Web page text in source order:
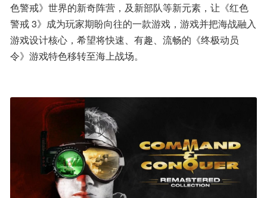
色警戒》世界的新奇阵营，及新部队等新元素，让《红色
警戒 3》成为玩家期盼向往的一款游戏，游戏并把海战融入
游戏设计核心，希望将快速、有趣、流畅的《终极动员
令》游戏特色移转至海上战场。